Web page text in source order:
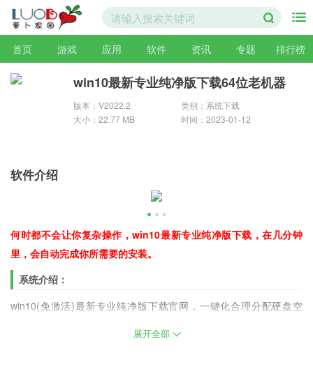
首页 游戏 应用 软件 资讯 专题 排行榜
win10最新专业纯净版下载64位老机器
版本：V2022.2
类别：系统下载
大小：22.77 MB
时间：2023-01-12
软件介绍
何时都不会让你复杂操作，win10最新专业纯净版下载，在几分钟
里，会自动完成你所需要的安装。
系统介绍：
win10(免激活)最新专业纯净版下载官网，一键化合理分配硬盘空
加至系统数据库，提高网页加载速度和视频播放流畅度，用户可以
展开全部